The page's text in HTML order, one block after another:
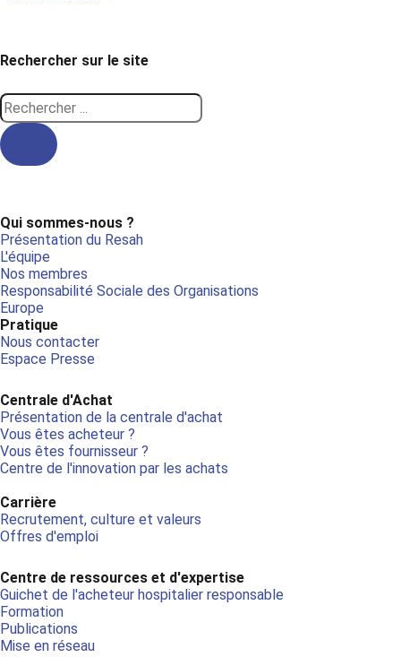
Rechercher sur le site
Search
...
Qui sommes-nous ?
Présentation du Resah
L'équipe
Nos membres
Responsabilité Sociale des Organisations
Europe
Pratique
Nous contacter
Espace Presse
Centrale d'Achat
Présentation de la centrale d'achat
Vous êtes acheteur ?
Vous êtes fournisseur ?
Centre de l'innovation par les achats
Carrière
Recrutement, culture et valeurs
Offres d'emploi
Centre de ressources et d'expertise
Guichet de l'acheteur hospitalier responsable
Formation
Publications
Mise en réseau